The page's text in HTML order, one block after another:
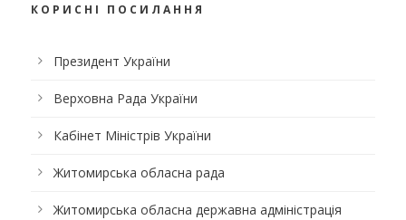
КОРИСНІ ПОСИЛАННЯ
Президент України
Верховна Рада України
Кабінет Міністрів України
Житомирська обласна рада
Житомирська обласна державна адміністрація